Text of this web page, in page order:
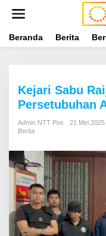
t
Beranda Berita
Kejari Sabu
Persetubuhan
Admin NTT Pos
21 Mei 2025
Berita